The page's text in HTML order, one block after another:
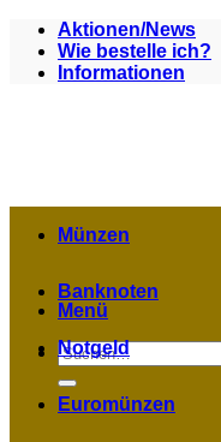
Zum
Inhalt
springen
Aktionen/News
Wie bestelle ich?
Informationen
Menü
Suchen
nach:
Münzen
Banknoten
Notgeld
Euromünzen